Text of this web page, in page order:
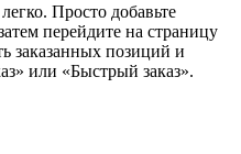
Просто добавьте
перейдите на страницу
заказанных позиций и
или «Быстрый заказ».